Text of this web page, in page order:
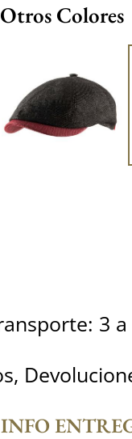
Otros Colores
3
INFO